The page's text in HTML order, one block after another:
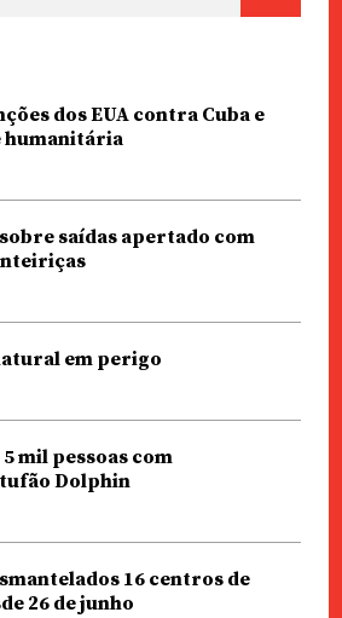
dos EUA contra Cuba e
humanitária
saídas apertado com
em perigo
mil pessoas com
Dolphin
16 centros de
26 de junho